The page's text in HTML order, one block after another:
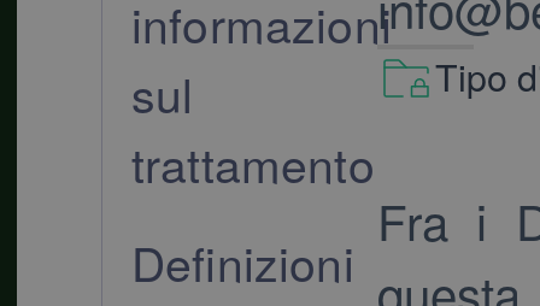
informazioni
sul
trattamento
Definizioni
Tipo
Fra i